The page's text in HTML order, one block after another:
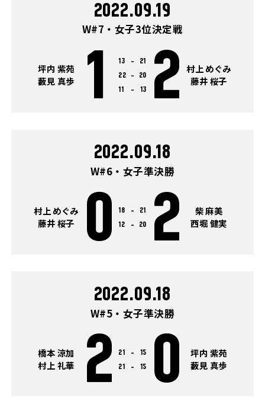
2022.09.19
W#7・女子3位決定戦
坪内 紫苑
藪見 真歩
1 13 -
21
22
-
20
11
- 13 2 村上 めぐみ
藤井 桜子
2022.09.18
W#6・女子準決勝
村上 めぐみ
藤井 桜子
0 18 -
21
12
- 20 2
柴 麻美
西堀 健実
2022.09.18
W#5・女子準決勝
橋本 涼加
村上 礼華
2 21 -
15
21
- 15 0
坪内 紫苑
藪見 真歩